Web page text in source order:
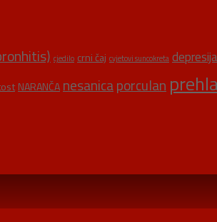
cjedilo crni čaj cvjetovi suncokreta depresija
NARANČA nesanicaporculan